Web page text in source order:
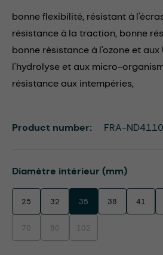
bonne flexibilité, résistant à
résistance à la traction, bonne
bonne résistance à l'ozone et aux
l'hydrolyse et aux micro-
résistance aux intempéries,
Select
Diamètre intérieur (mm)
25 32 35 38 41
70(This option is currently unavailable.)
80(This option is currently unavailable.)
102(This option is currently
Product number: FRA-